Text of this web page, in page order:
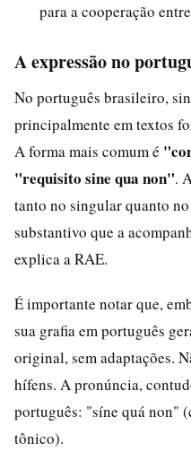
para a cooperação
A expressão no
No português brasileiro,
principalmente em textos
A forma mais comum é
"requisito sine qua non".
tanto no singular quanto
substantivo que a
explica a RAE.
É importante notar que,
sua grafia em português
original, sem adaptações.
hífens. A pronúncia,
português: "síne quá non"
tônico).